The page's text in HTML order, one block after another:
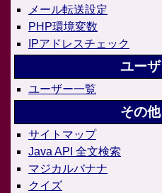
メール転送設定
PHP環境変数
IPアドレスチェック
ユーザ
ユーザー一覧
その他
サイトマップ
Java API 全文検索
マジカルバナナ
クイズ